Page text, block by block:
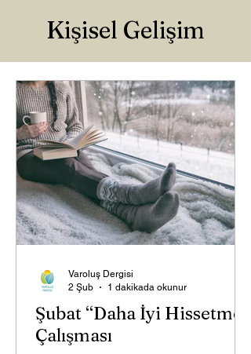
Kişisel Gelişim
Şubat “Daha İyi Hissetme”
Çalışması
Varoluş Dergisi
2 Şub
1 dakikada okunur